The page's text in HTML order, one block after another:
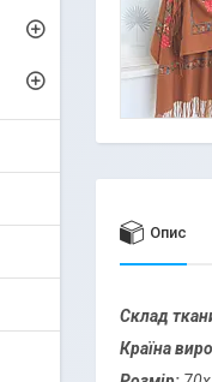
Опис
Склад
Країна